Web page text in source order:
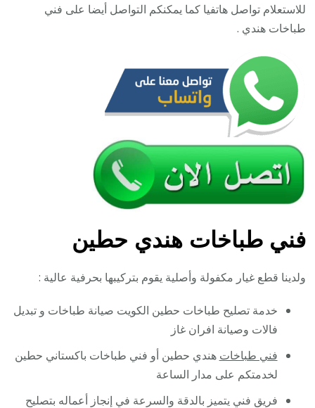
للاستعلام تواصل هاتفيا كما يمكنكم التواصل أيضا على فني
طباخات هندي .
فني طباخات هندي حطين
ولدينا قطع غيار مكفولة وأصلية يقوم بتركيبها بحرفية عالية :
خدمة تصليح طباخات حطين الكويت صيانة طباخات و تبديل
فالات وصيانة افران غاز
فني طباخات هندي حطين أو فني طباخات باكستاني حطين
لخدمتكم على مدار الساعة
فريق فني يتميز بالدقة والسرعة في إنجاز أعماله بتصليح